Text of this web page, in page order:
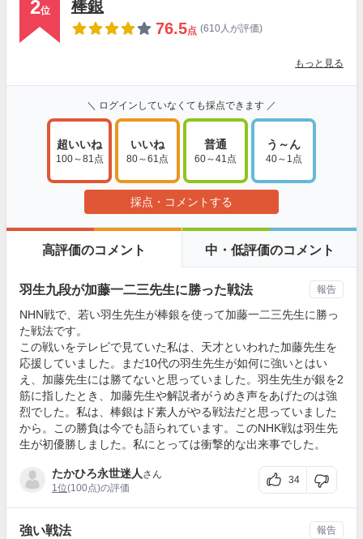
2位
棒銀
76.5点 (610人が評価)
もっと見る
＼ ログインしていなくても採点できます ／
超いいね
100～81点
いいね
80～61点
普通
60～41点
う～ん
40～1点
採点・コメントする
高評価のコメント 中・低評価のコメント
羽生九段が加藤一二三先生に勝った戦法
NHN戦で、若い羽生先生が棒銀を使って加藤一二三先生に勝っ
た戦法です。
この戦いをテレビで見ていた私は、天才といわれた加藤先生を
応援していました。まだ10代の羽生先生が如何に強いとはい
え、加藤先生には勝てないと思っていました。羽生先生が銀を2
筋に指したとき、加藤先生や解説者がうめき声をあげたのは強
烈でした。私は、棒銀はド素人がやる戦法だと思っていました
から。この勝負は今でも語られています。このNHK戦は羽生先
生が初優勝しました。私にとっては衝撃的な出来事でした。
たかひろ永世迷人 さん
1位(100点)の評価
34
報告
強い戦法 報告